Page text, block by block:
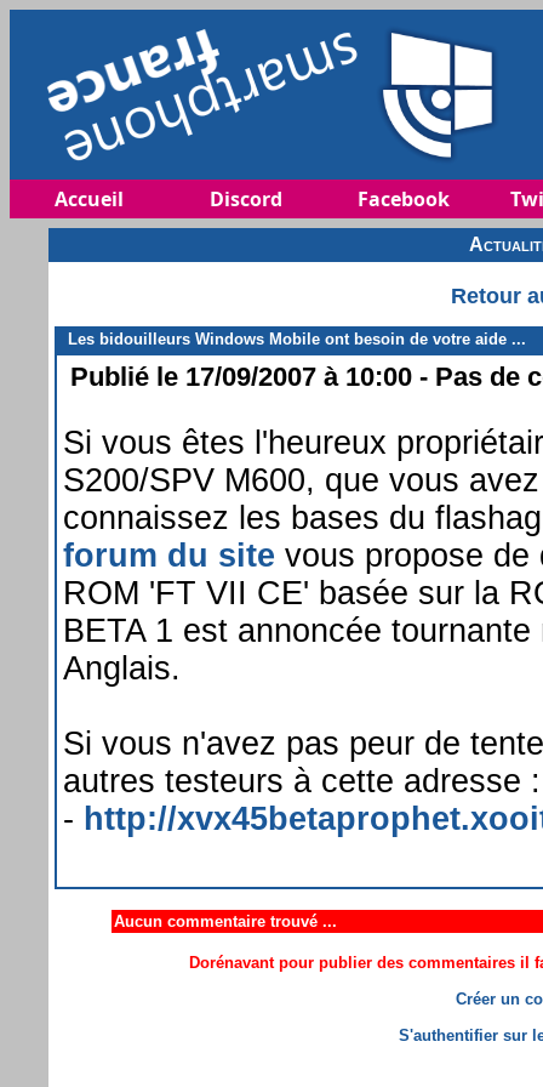
Accueil Discord Facebook
Retour
Les bidouilleurs Windows Mobile ont besoin de votre aide ...
Publié le 17/09/2007 à 10:00 - Pas de
Si vous êtes l'heureux
S200/SPV M600, que vous
connaissez les bases du
forum du site vous propose de
ROM 'FT VII CE' basée sur la
BETA 1 est annoncée
Anglais.
Si vous n'avez pas peur de
autres testeurs à cette adresse :
- http://
Aucun commentaire trouvé ...
Dorénavant pour publier des commentaires il
Créer un
S'authentifier sur